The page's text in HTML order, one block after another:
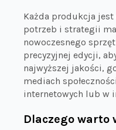
Każda produkcja
potrzeb i strategii
nowoczesnego
precyzyjnej edycji,
najwyższej jakości,
mediach
internetowych lub w
Dlaczego warto